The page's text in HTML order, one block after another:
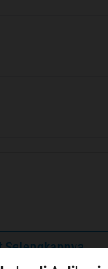
Selengkapnya